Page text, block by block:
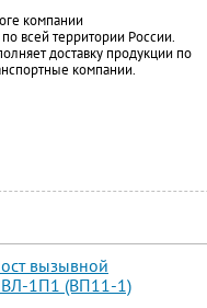
компании
всей территории России.
доставку продукции по
компании.
вызывной
1П1 (ВП11-1)